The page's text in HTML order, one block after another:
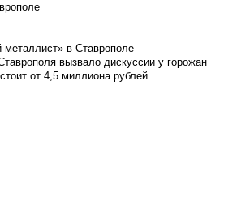
в Ставрополе
вызвало дискуссии у горожан
от 4,5 миллиона рублей